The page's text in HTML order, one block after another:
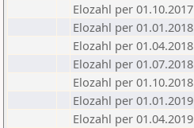
Elozahl per 01.10.2017
Elozahl per 01.01.2018
Elozahl per 01.04.2018
Elozahl per 01.07.2018
Elozahl per 01.10.2018
Elozahl per 01.01.2019
Elozahl per 01.04.2019